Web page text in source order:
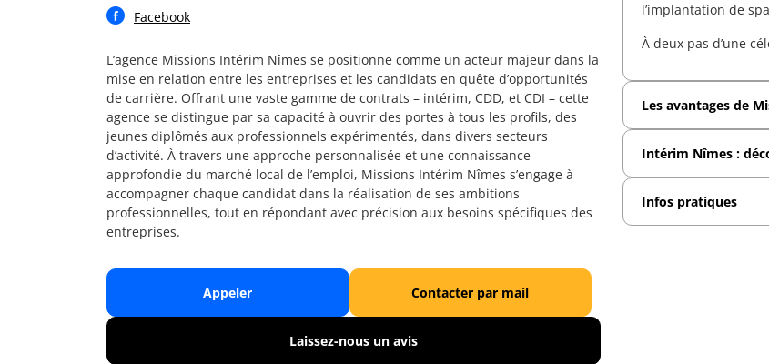
Facebook
L’agence Missions Intérim Nîmes se positionne comme un acteur majeur dans la
mise en relation entre les entreprises et les candidats en quête d’opportunités
de carrière. Offrant une vaste gamme de contrats – intérim, CDD, et CDI – cette
agence se distingue par sa capacité à ouvrir des portes à tous les profils, des
jeunes diplômés aux professionnels expérimentés, dans divers secteurs
d’activité. À travers une approche personnalisée et une connaissance
approfondie du marché local de l’emploi, Missions Intérim Nîmes s’engage à
accompagner chaque candidat dans la réalisation de ses ambitions
professionnelles, tout en répondant avec précision aux besoins spécifiques des
entreprises.
Appeler
Laissez-nous un avis
l’implantation de
À deux pas d’une
Les avantages de
Intérim Nîmes :
Infos pratiques